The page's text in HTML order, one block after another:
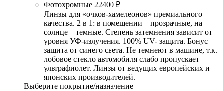
Фотохромные 22400 ₽
Линзы для «очков-хамелеонов» премиального
качества. 2 в 1: в помещении – прозрачные, на
солнце – темные. Степень затемнения зависит от
уровня УФ-излучения. 100% UV- защита. Бонус –
защита от синего света. Не темнеют в машине, т.к.
лобовое стекло автомобиля слабо пропускает
ультрафиолет. Линзы от ведущих европейских и
японских производителей.
Выберите покрытие/назначение